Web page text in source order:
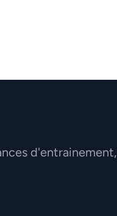
d'entrainement,